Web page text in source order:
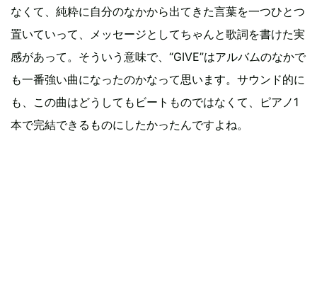
なくて、純粋に自分のなかから出てきた言葉を一つひとつ
置いていって、メッセージとしてちゃんと歌詞を書けた実
感があって。そういう意味で、“GIVE”はアルバムのなかで
も一番強い曲になったのかなって思います。サウンド的に
も、この曲はどうしてもビートものではなくて、ピアノ1
本で完結できるものにしたかったんですよね。